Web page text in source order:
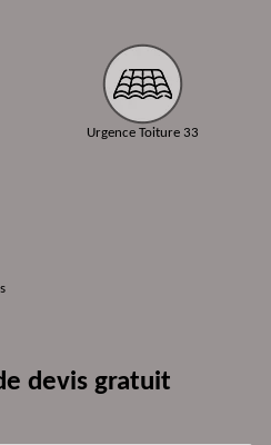
Urgence Toiture 33
devis gratuit